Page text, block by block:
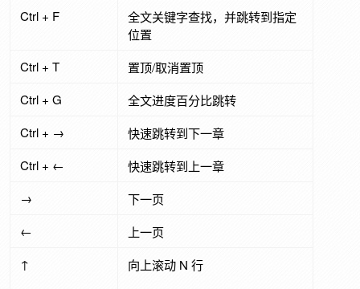
Ctrl + F
全文关键字查找，并跳转到指定
位置
Ctrl + T
置顶/取消置顶
Ctrl + G
全文进度百分比跳转
Ctrl + →
快速跳转到下一章
Ctrl + ←
快速跳转到上一章
→
下一页
←
上一页
↑
向上滚动 N 行